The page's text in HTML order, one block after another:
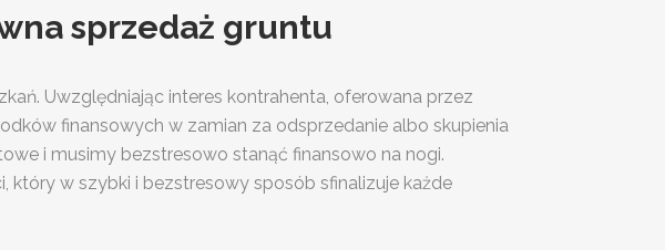
sprzedaż gruntu
Uwzględniając interes kontrahenta, oferowana przez
finansowych w zamian za odsprzedanie albo skupienia
i musimy bezstresowo stanąć finansowo na nogi.
który w szybki i bezstresowy sposób sfinalizuje każde
SKUP